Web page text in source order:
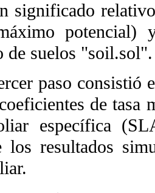
significado
potencial)
de suelos "soil.sol".
paso consistió
de
específica
los resultados